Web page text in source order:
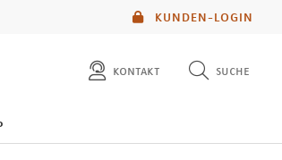
KUNDEN-LOGIN
kontakt suche